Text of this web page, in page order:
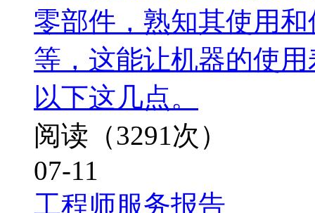
零部件，熟知其使用
等，这能让机器的使
以下这几点。
阅读（3291次）
07-11
工程师服务报告